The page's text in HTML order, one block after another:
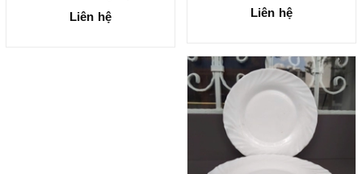
Liên hệ
Liên hệ